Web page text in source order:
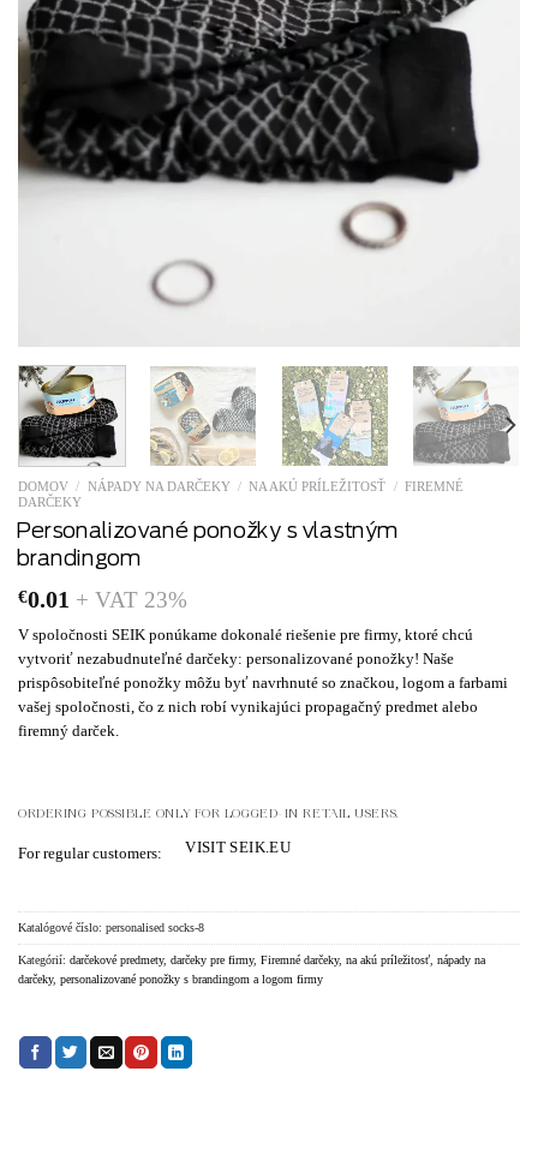
DOMOV / NÁPADY NA DARČEKY / NA AKÚ PRÍLEŽITOSŤ / FIREMNÉ
DARČEKY
Personalizované ponožky s vlastným
brandingom
€0.01 + VAT 23%
V spoločnosti SEIK ponúkame dokonalé riešenie pre firmy, ktoré chcú
vytvoriť nezabudnuteľné darčeky: personalizované ponožky! Naše
prispôsobiteľné ponožky môžu byť navrhnuté so značkou, logom a farbami
vašej spoločnosti, čo z nich robí vynikajúci propagačný predmet alebo
firemný darček.
ORDERING POSSIBLE ONLY FOR LOGGED-IN RETAIL USERS.
For regular customers: VISIT SEIK.EU
Katalógové číslo: personalised socks-8
Kategórií: darčekové predmety, darčeky pre firmy, Firemné darčeky, na akú príležitosť, nápady na
darčeky, personalizované ponožky s brandingom a logom firmy